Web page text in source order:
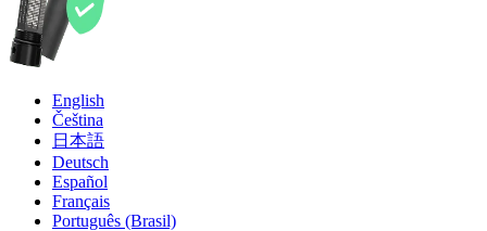
English
Čeština
日本語
Deutsch
Español
Français
Português (Brasil)